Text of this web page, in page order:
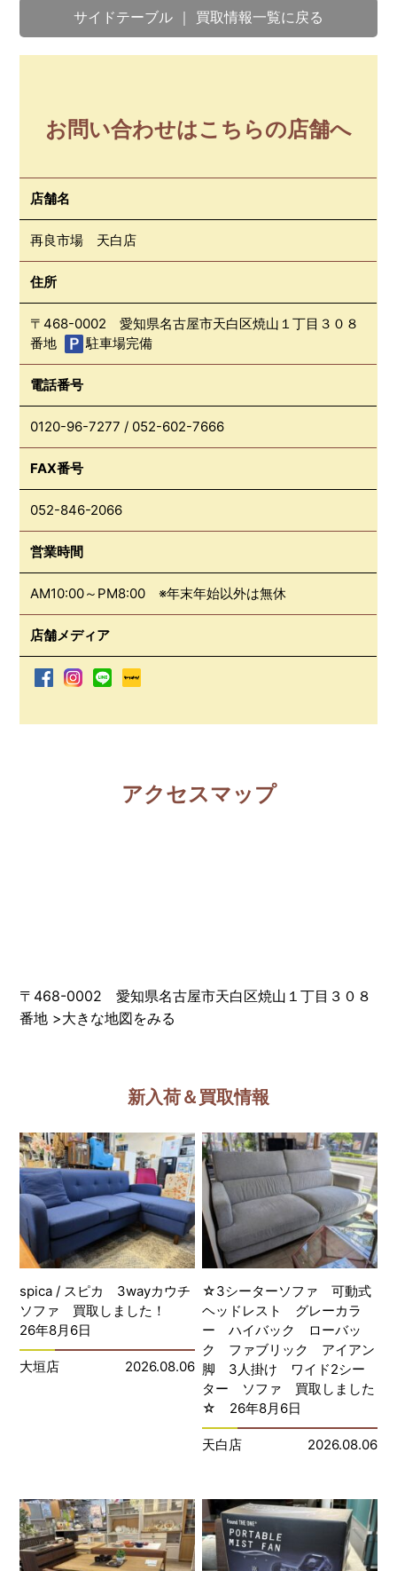
サイドテーブル ｜ 買取情報一覧に戻る
お問い合わせはこちらの店舗へ
店舗名
再良市場 天白店
住所
〒468-0002 愛知県名古屋市天白区焼山１丁目３０８
番地
駐車場完備
電話番号
0120-96-7277 / 052-602-7666
FAX番号
052-846-2066
営業時間
AM10:00～PM8:00 ※年末年始以外は無休
店舗メディア
アクセスマップ
〒468-0002 愛知県名古屋市天白区焼山１丁目３０８
番地 >大きな地図をみる
新入荷＆買取情報
spica / スピカ 3wayカウチ
ソファ 買取しました！
26年8月6日
大垣店 2026.08.06
☆3シーターソファ 可動式
ヘッドレスト グレーカラ
ー ハイバック ローバッ
ク ファブリック アイアン
脚 3人掛け ワイド2シー
ター ソファ 買取しました
☆ 26年8月6日
天白店 2026.08.06